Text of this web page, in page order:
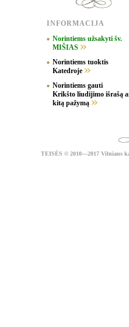
INFORMACIJA
Norintiems užsakyti šv.
MIŠIAS
Norintiems tuoktis
Katedroje
Norintiems gauti
Krikšto liudijimo išrašą
kitą pažymą
TEISĖS © 2010—2017 Vilniaus